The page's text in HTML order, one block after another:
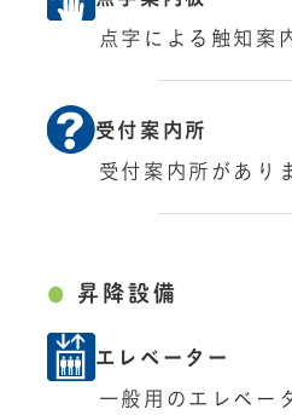
点字による触知案
受付案内所
受付案内所があり
昇降設備
エレベーター
一般用のエレベー